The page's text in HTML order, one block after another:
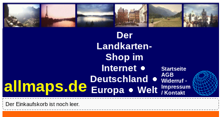
allmaps.de
Der
Landkarten-
Shop im
Internet
Deutschland
Europa
Welt
Startseite
AGB
Widerruf -
Impressum
/ Kontakt
Der Einkaufskorb ist noch leer.